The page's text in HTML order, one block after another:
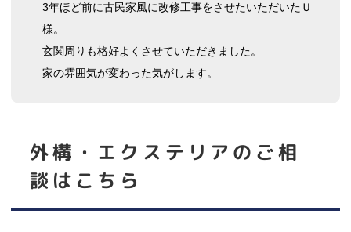
3年ほど前に古民家風に改修工事をさせたいただいたＵ
様。
玄関周りも格好よくさせていただきました。
家の雰囲気が変わった気がします。
外構・エクステリア のご相
談はこちら